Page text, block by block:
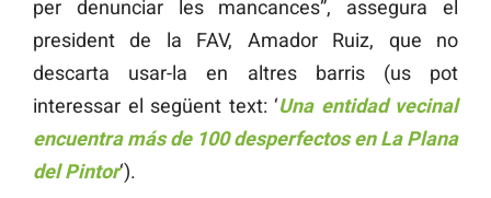
per denunciar les mancances”, assegura el
president de la FAV, Amador Ruiz, que no
descarta usar-la en altres barris (us pot
interessar el següent text: ‘Una entidad vecinal
encuentra más de 100 desperfectos en La Plana
del Pintor‘).